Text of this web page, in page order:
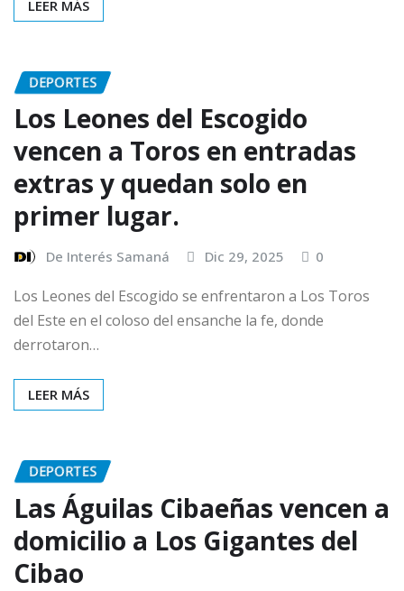
LEER MÁS
DEPORTES
Los Leones del Escogido
vencen a Toros en entradas
extras y quedan solo en
primer lugar.
De Interés Samaná Dic 29, 2025 0
Los Leones del Escogido se enfrentaron a Los Toros
del Este en el coloso del ensanche la fe, donde
derrotaron…
LEER MÁS
DEPORTES
Las Águilas Cibaeñas vencen a
domicilio a Los Gigantes del
Cibao